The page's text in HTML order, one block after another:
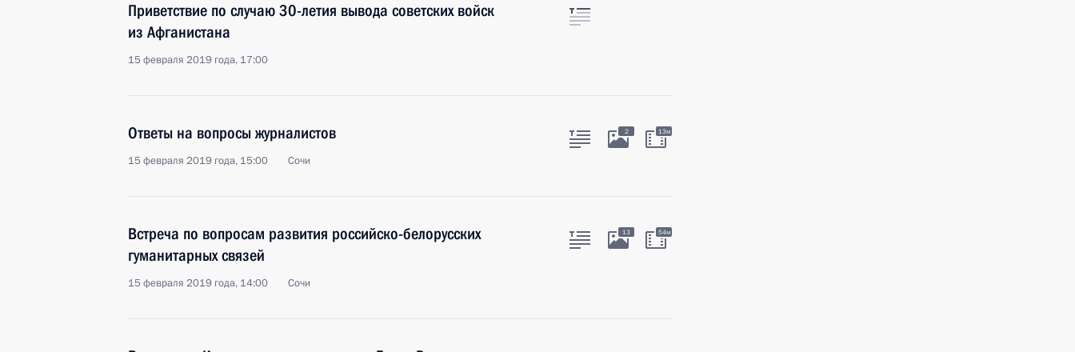
Приветствие по случаю 30-летия вывода советских войск
из Афганистана
15 февраля 2019 года, 17:00
Ответы на вопросы журналистов
15 февраля 2019 года, 15:00 Сочи
2 13м
Встреча по вопросам развития российско-белорусских
гуманитарных связей
15 февраля 2019 года, 14:00 Сочи
13 54м